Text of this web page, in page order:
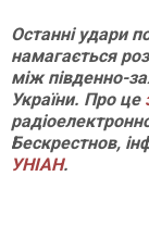
Останні удари
намагається
між південно-
України. Про це
Бескрестнов,
УНІАН.